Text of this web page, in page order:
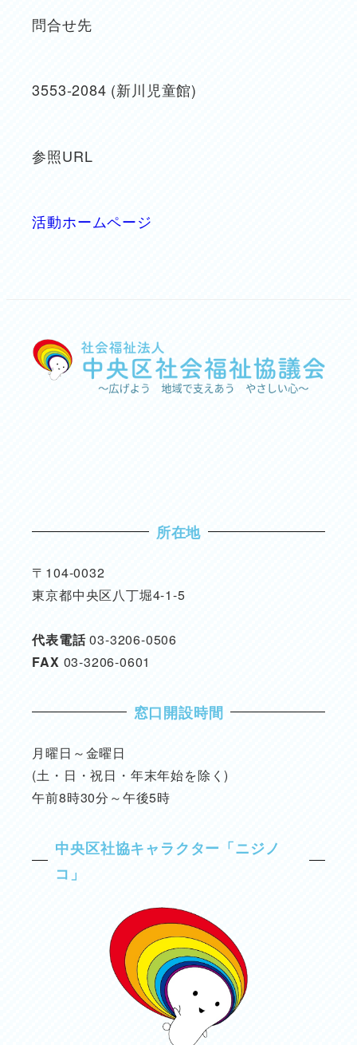
問合せ先
3553-2084 (新川児童館)
参照URL
活動ホームページ
所在地
〒104-0032
東京都中央区八丁堀4-1-5
代表電話03-3206-0506
FAX 03-3206-0601
窓口開設時間
月曜日～金曜日
(土・日・祝日・年末年始を除く)
午前8時30分～午後5時
中央区社協キャラクター「ニジノ
コ」